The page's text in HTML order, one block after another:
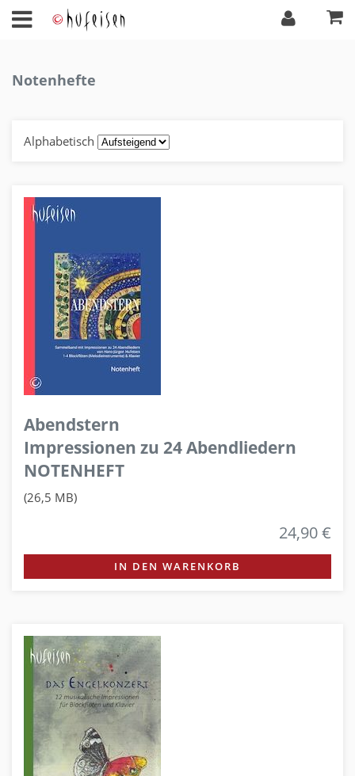
Notenhefte
Alphabetisch
Abendstern
Impressionen zu 24 Abendliedern
NOTENHEFT
(26,5 MB)
24,90 €
IN DEN WARENKORB